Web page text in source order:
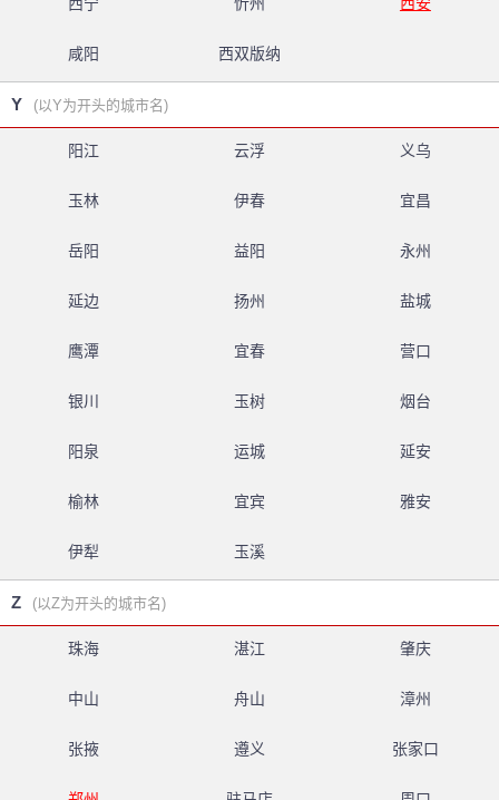
咸阳 西双版纳
Y (以Y为开头的城市名)
阳江 云浮 义乌
玉林 伊春 宜昌
岳阳 益阳 永州
延边 扬州 盐城
鹰潭 宜春 营口
银川 玉树 烟台
阳泉 运城 延安
榆林 宜宾 雅安
伊犁 玉溪
Z (以Z为开头的城市名)
珠海 湛江 肇庆
中山 舟山 漳州
张掖 遵义 张家口